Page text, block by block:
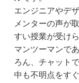
エンジニアやデ
メンターの声が
すい授業が受け
マンツーマンで
ろん、チャット
中も不明点をす